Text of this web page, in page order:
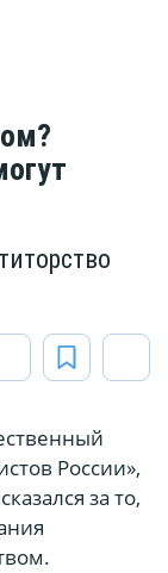
России»,
за то,